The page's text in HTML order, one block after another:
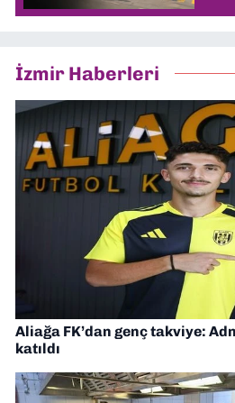
İzmir Haberleri
Aliağa FK’dan genç takviye:
katıldı